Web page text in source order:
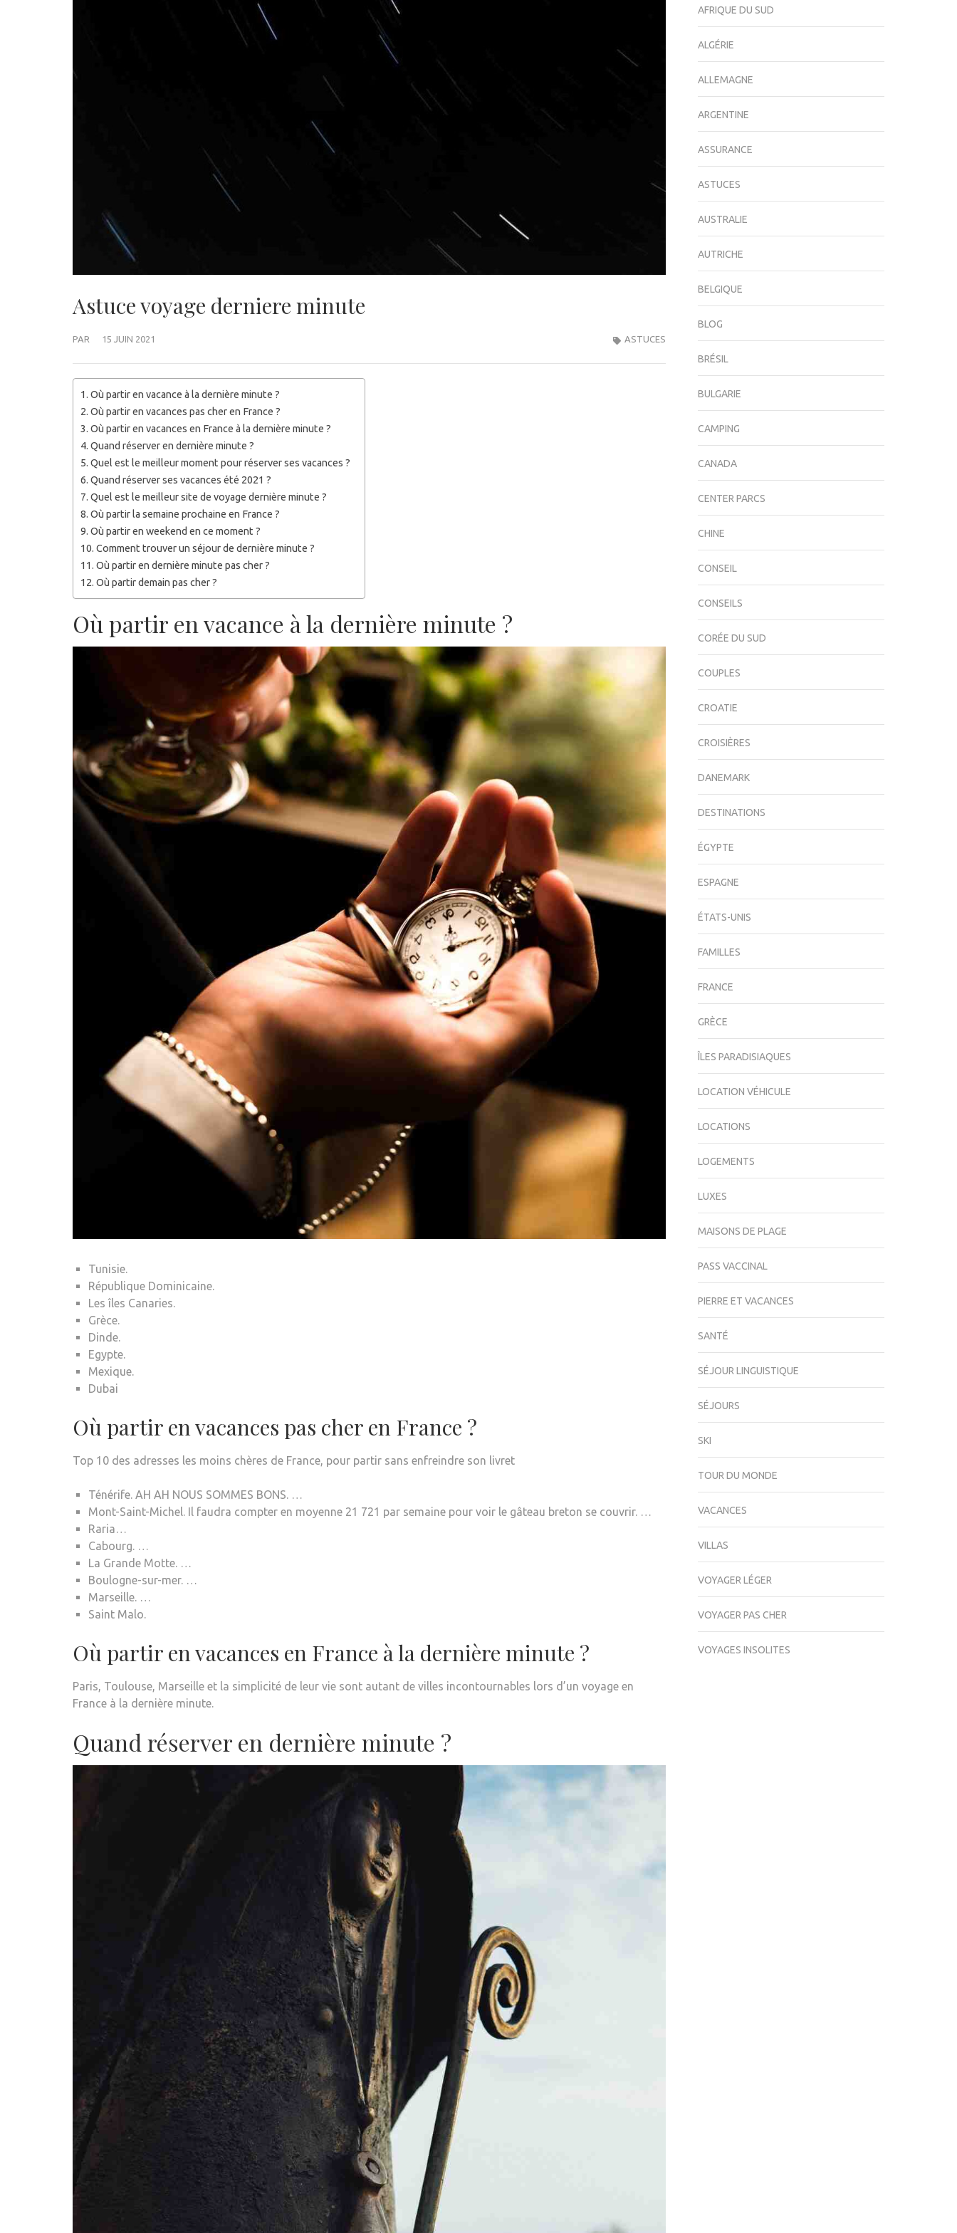
Astuce voyage derniere minute
PAR 15 JUIN 2021 ASTUCES
Où partir en vacance à la dernière minute ?
Où partir en vacances pas cher en France ?
Où partir en vacances en France à la dernière minute ?
Quand réserver en dernière minute ?
Quel est le meilleur moment pour réserver ses vacances ?
Quand réserver ses vacances été 2021 ?
Quel est le meilleur site de voyage dernière minute ?
Où partir la semaine prochaine en France ?
Où partir en weekend en ce moment ?
Comment trouver un séjour de dernière minute ?
Où partir en dernière minute pas cher ?
Où partir demain pas cher ?
Où partir en vacance à la dernière minute ?
Tunisie.
République Dominicaine.
Les îles Canaries.
Grèce.
Dinde.
Egypte.
Mexique.
Dubai
Où partir en vacances pas cher en France ?
Top 10 des adresses les moins chères de France, pour partir sans enfreindre son livret
Ténérife. AH AH NOUS SOMMES BONS. …
Mont-Saint-Michel. Il faudra compter en moyenne 21 721 par semaine pour voir le gâteau breton se couvrir. …
Raria…
Cabourg. …
La Grande Motte. …
Boulogne-sur-mer. …
Marseille. …
Saint Malo.
Où partir en vacances en France à la dernière minute ?
Paris, Toulouse, Marseille et la simplicité de leur vie sont autant de villes incontournables lors d’un voyage en
France à la dernière minute.
Quand réserver en dernière minute ?
AFRIQUE DU SUD
ALGÉRIE
ALLEMAGNE
ARGENTINE
ASSURANCE
ASTUCES
AUSTRALIE
AUTRICHE
BELGIQUE
BLOG
BRÉSIL
BULGARIE
CAMPING
CANADA
CENTER PARCS
CHINE
CONSEIL
CONSEILS
CORÉE DU SUD
COUPLES
CROATIE
CROISIÈRES
DANEMARK
DESTINATIONS
ÉGYPTE
ESPAGNE
ÉTATS-UNIS
FAMILLES
FRANCE
GRÈCE
ÎLES PARADISIAQUES
LOCATION VÉHICULE
LOCATIONS
LOGEMENTS
LUXES
MAISONS DE PLAGE
PASS VACCINAL
PIERRE ET VACANCES
SANTÉ
SÉJOUR LINGUISTIQUE
SÉJOURS
SKI
TOUR DU MONDE
VACANCES
VILLAS
VOYAGER LÉGER
VOYAGER PAS CHER
VOYAGES INSOLITES